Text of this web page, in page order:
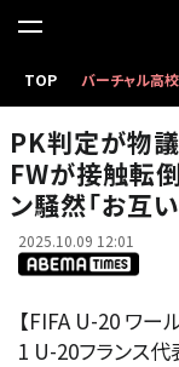
TOP バーチャル高
PK判定が物議
FWが接触転
ン騒然「お互
2025.10.09 12:01
【FIFA U-20 ワー
1 U-20フランス